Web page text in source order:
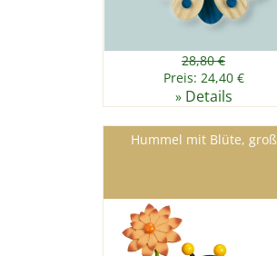
28,80 €
Preis: 24,40 €
» Details
Hummel mit Blüte, groß